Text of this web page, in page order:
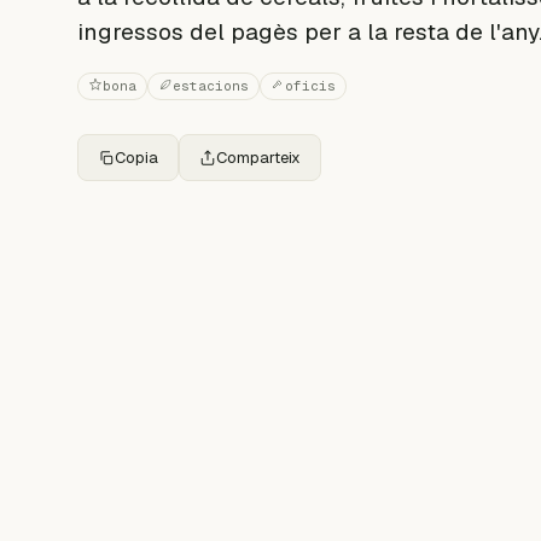
ingressos del pagès per a la resta de
bona estacions oficis
Copia Comparteix